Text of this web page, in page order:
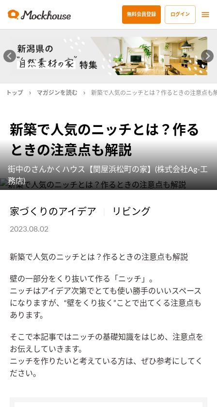
無料会員登録 ログイン
トップ マガジンを読む 新築で人気のニッチとは？作るときの注意点も
新築で人気のニッチとは？作る
ときの注意点も解説
街中のさんかくハウス【関屋浜松町の家】(株式会社Ag-工
務店)
家づくりのアイデア リビング
2023.08.02
新築で人気のニッチとは？作るときの注意点も解説
壁の一部分をくり抜いて作る「ニッチ」。
ニッチはアイデア次第でとても使い勝手のいいスペース
になりますが、“壁をくり抜く”ことで出てくる注意点も
あります。
そこで本記事ではニッチの基礎知識をはじめ、注意点を
お伝えしていきます。
ニッチを作りたいと考えている方は、ぜひ参考にしてく
ださい。